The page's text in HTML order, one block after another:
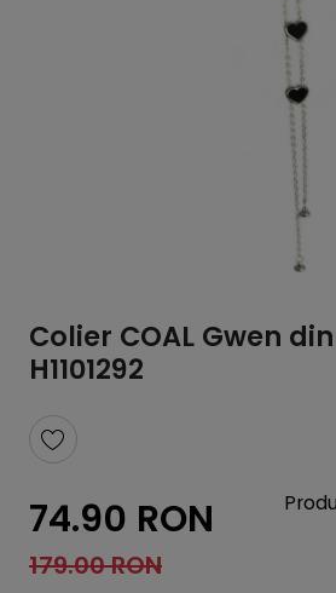
Colier COAL Gwen
H1101292
74.90 RON
179.00 RON